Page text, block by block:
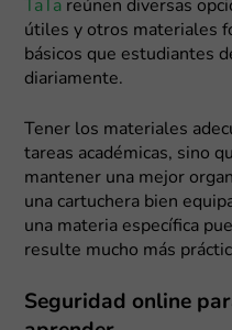
TaTa reúnen diversas
útiles y otros materiales
básicos que estudiantes
diariamente.
Tener los materiales
tareas académicas, sino
mantener una mejor
una cartuchera bien
una materia específica
resulte mucho más
Seguridad online